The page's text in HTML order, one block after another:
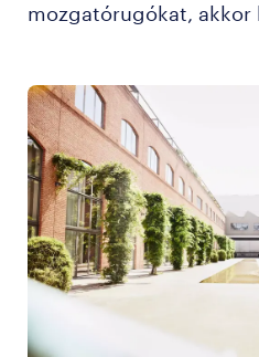
mozgatórugókat, akkor